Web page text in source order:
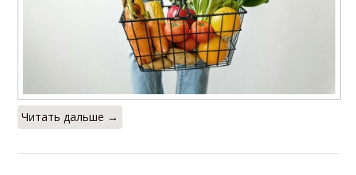
Читать дальше →